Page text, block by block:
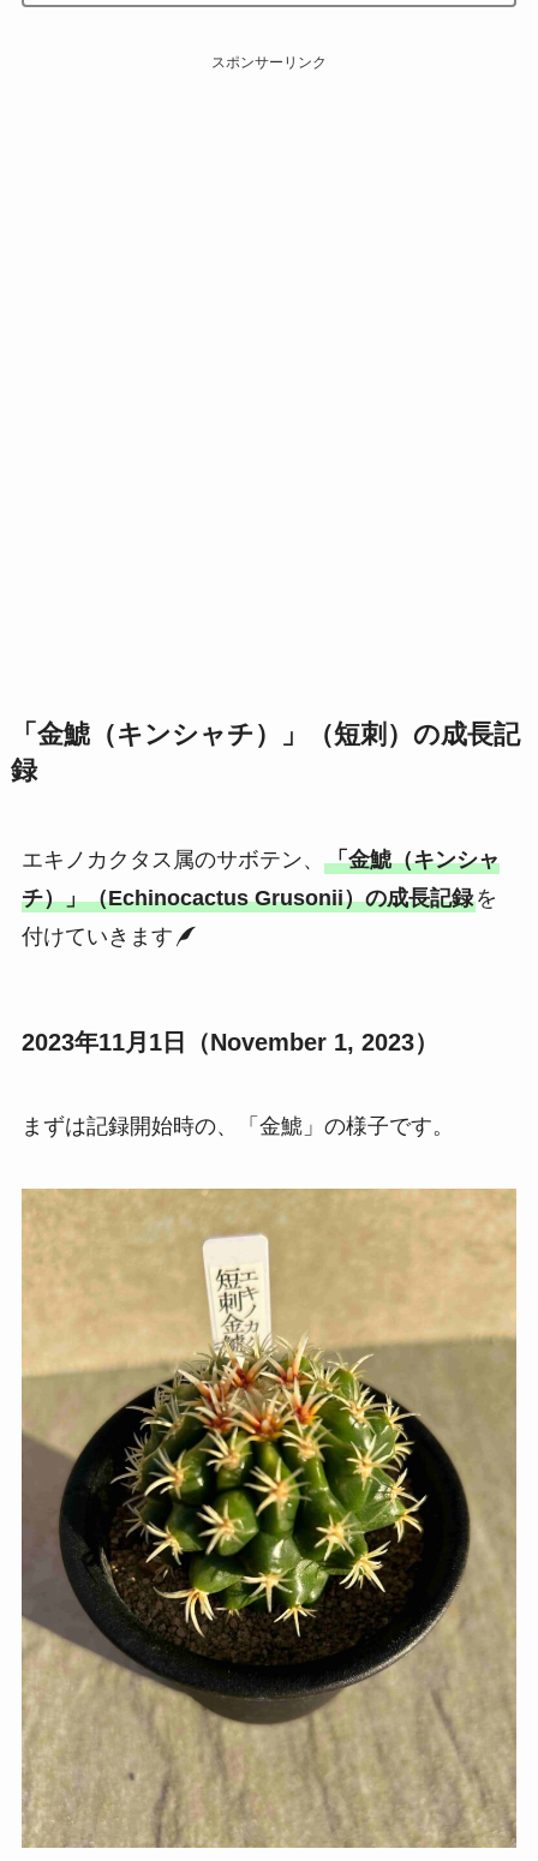
スポンサーリンク
「金鯱（キンシャチ）」（短刺）の成長記
録
エキノカクタス属のサボテン、 「金鯱（キンシャ
チ）」（Echinocactus Grusonii）の成長記録を
付けていきます
2023年11月1日（November 1, 2023）
まずは記録開始時の、「金鯱」の様子です。